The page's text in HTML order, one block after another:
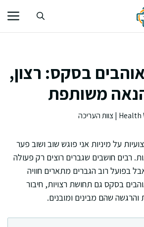
בסקס: רצון,
משותפת
על מיניות אני פוגש שוב ושוב פער
רבים חושבים שגברים רוצים רק פעולה
בפועל רוב הגברים מתארים חוויה
בסקס גם תחושת רצויות, חיבור
והרגשה שהם מבינים ומובנים.